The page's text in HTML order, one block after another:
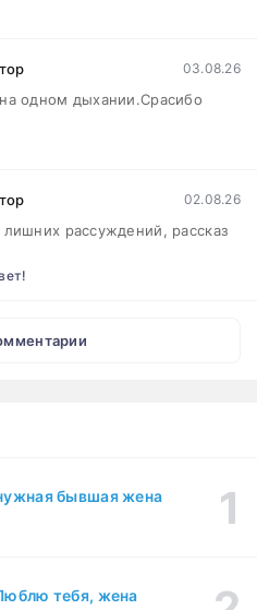
03.08.26
одном дыхании.Срасибо
02.08.26
рассуждений, рассказ
бывшая жена
тебя, жена